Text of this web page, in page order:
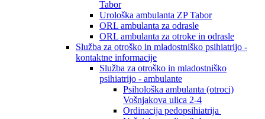
Tabor
Urološka ambulanta ZP Tabor
ORL ambulanta za odrasle
ORL ambulanta za otroke in odrasle
Služba za otroško in mladostniško psihiatrijo -
kontaktne informacije
Služba za otroško in mladostniško
psihiatrijo - ambulante
Psihološka ambulanta (otroci)
Vošnjakova ulica 2-4
Ordinacija pedopsihiatrija